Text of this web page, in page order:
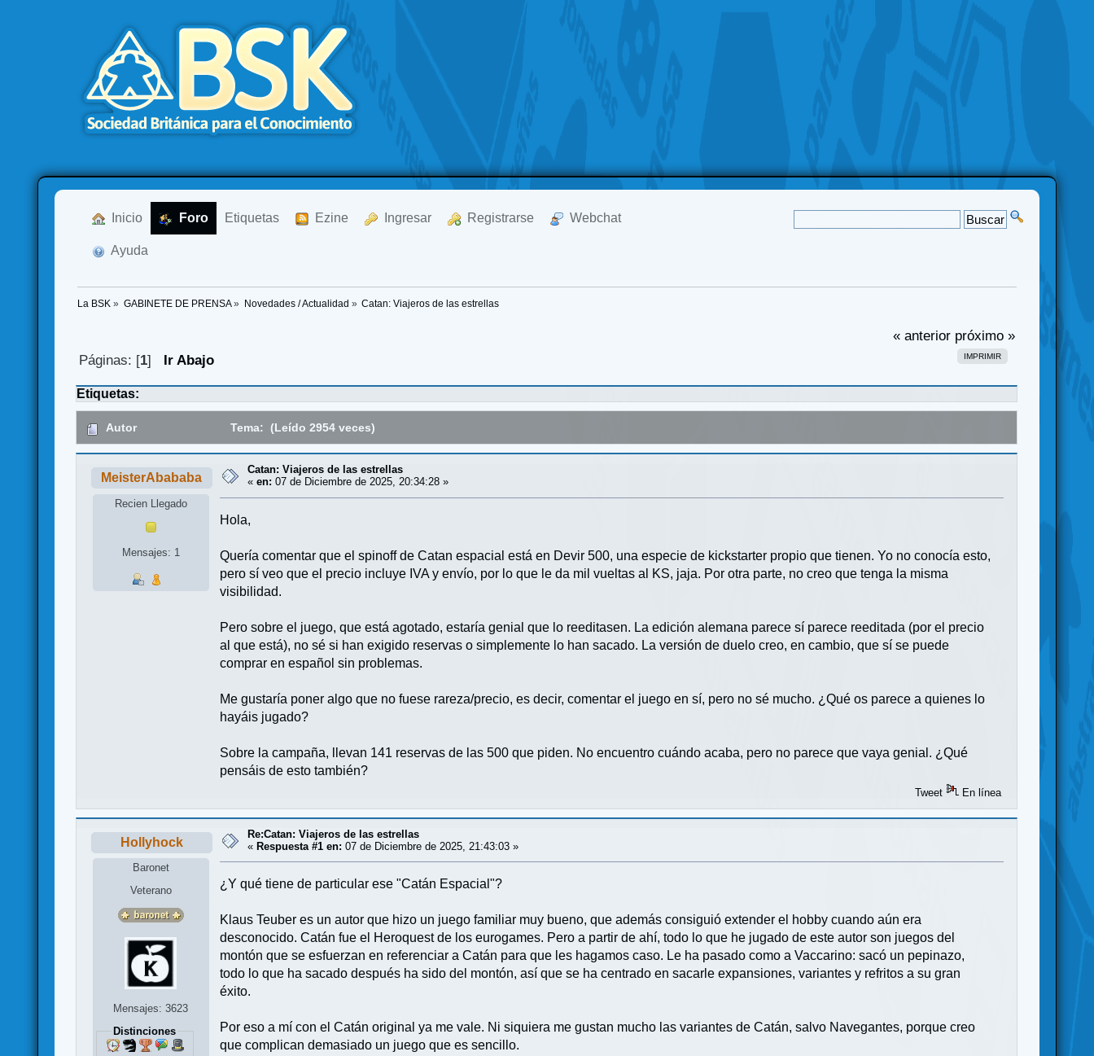
Inicio Foro Etiquetas Ezine Ingresar Registrarse Webchat
Ayuda
La BSK » GABINETE DE PRENSA» Novedades / Actualidad » Catan: Viajeros de las estrellas
« anterior próximo »
IMPRIMIR
Páginas: [1] Ir Abajo
Etiquetas:
Autor Tema: (Leído 2954 veces)
MeisterAbababa
Recien Llegado
Mensajes: 1
Catan: Viajeros de las estrellas
«en: 07 de Diciembre de 2025, 20:34:28 »
Hola,
Quería comentar que el spinoff de Catan espacial está en Devir 500, una especie de kickstarter propio que tienen. Yo no conocía esto,
pero sí veo que el precio incluye IVA y envío, por lo que le da mil vueltas al KS, jaja. Por otra parte, no creo que tenga la misma
visibilidad.
Pero sobre el juego, que está agotado, estaría genial que lo reeditasen. La edición alemana parece sí parece reeditada (por el precio
al que está), no sé si han exigido reservas o simplemente lo han sacado. La versión de duelo creo, en cambio, que sí se puede
comprar en español sin problemas.
Me gustaría poner algo que no fuese rareza/precio, es decir, comentar el juego en sí, pero no sé mucho. ¿Qué os parece a quienes lo
hayáis jugado?
Sobre la campaña, llevan 141 reservas de las 500 que piden. No encuentro cuándo acaba, pero no parece que vaya genial. ¿Qué
pensáis de esto también?
Tweet En línea
Hollyhock
Baronet
Veterano
Mensajes: 3623
Distinciones
Re:Catan: Viajeros de las estrellas
«Respuesta #1 en: 07 de Diciembre de 2025, 21:43:03 »
¿Y qué tiene de particular ese "Catán Espacial"?
Klaus Teuber es un autor que hizo un juego familiar muy bueno, que además consiguió extender el hobby cuando aún era
desconocido. Catán fue el Heroquest de los eurogames. Pero a partir de ahí, todo lo que he jugado de este autor son juegos del
montón que se esfuerzan en referenciar a Catán para que les hagamos caso. Le ha pasado como a Vaccarino: sacó un pepinazo,
todo lo que ha sacado después ha sido del montón, así que se ha centrado en sacarle expansiones, variantes y refritos a su gran
éxito.
Por eso a mí con el Catán original ya me vale. Ni siquiera me gustan mucho las variantes de Catán, salvo Navegantes, porque creo
que complican demasiado un juego que es sencillo.